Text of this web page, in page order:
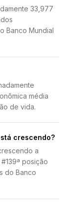
33,977
Banco Mundial
média
de vida.
crescendo?
a
posição
do Banco